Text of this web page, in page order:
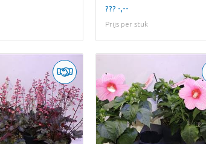
??? -,--
Prijs per stuk